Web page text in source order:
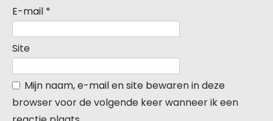
E-mail *
Site
Mijn naam, e-mail en site bewaren in deze
browser voor de volgende keer wanneer ik een